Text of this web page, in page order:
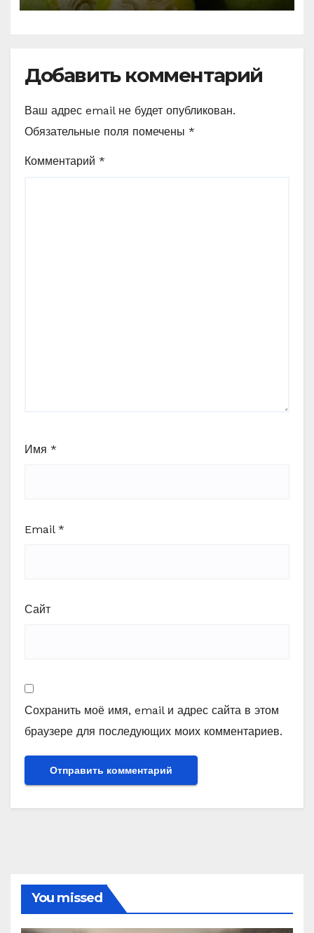
Добавить комментарий
Ваш адрес email не будет опубликован.
Обязательные поля помечены *
Комментарий *
Имя *
Email *
Сайт
Сохранить моё имя, email и адрес сайта в этом
браузере для последующих моих комментариев.
You missed